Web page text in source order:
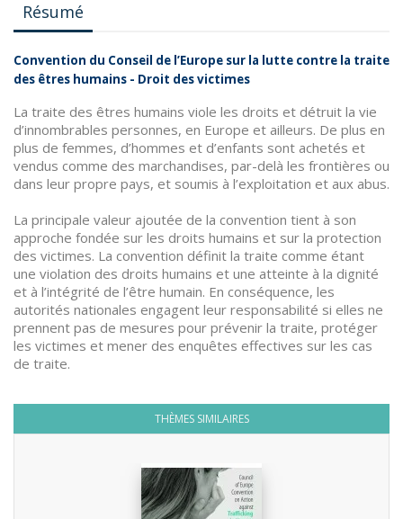
Résumé
Convention du Conseil de l’Europe sur la lutte contre la traite
des êtres humains - Droit des victimes
La traite des êtres humains viole les droits et détruit la vie
d’innombrables personnes, en Europe et ailleurs. De plus en
plus de femmes, d’hommes et d’enfants sont achetés et
vendus comme des marchandises, par-delà les frontières ou
dans leur propre pays, et soumis à l’exploitation et aux abus.
La principale valeur ajoutée de la convention tient à son
approche fondée sur les droits humains et sur la protection
des victimes. La convention définit la traite comme étant
une violation des droits humains et une atteinte à la dignité
et à l’intégrité de l’être humain. En conséquence, les
autorités nationales engagent leur responsabilité si elles ne
prennent pas de mesures pour prévenir la traite, protéger
les victimes et mener des enquêtes effectives sur les cas
de traite.
THÈMES SIMILAIRES